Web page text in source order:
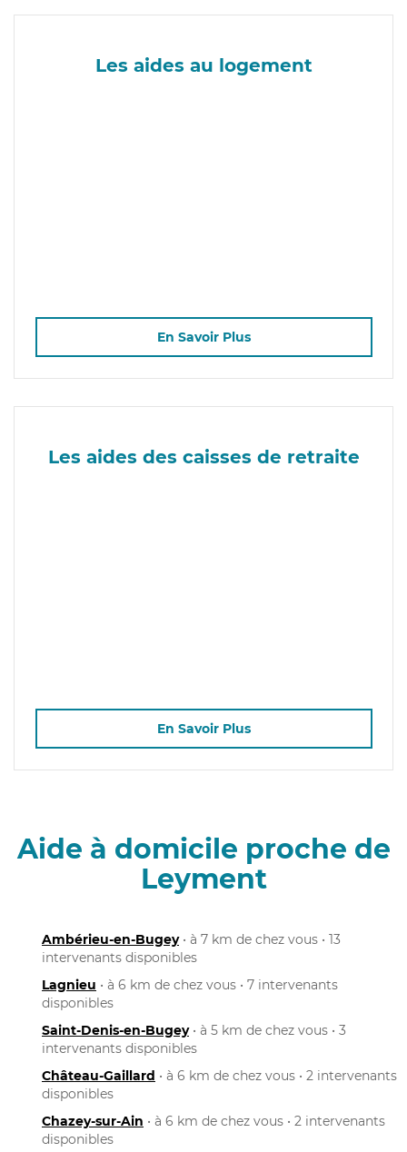
Les aides au logement
En Savoir Plus
Les aides des caisses de retraite
En Savoir Plus
Aide à domicile proche de
Leyment
Ambérieu-en-Bugey• à 7 km de chez vous • 13
intervenants disponibles
Lagnieu • à 6 km de chez vous • 7 intervenants
disponibles
Saint-Denis-en-Bugey• à 5 km de chez vous • 3
intervenants disponibles
Château-Gaillard • à 6 km de chez vous • 2 intervenants
disponibles
Chazey-sur-Ain • à 6 km de chez vous • 2 intervenants
disponibles